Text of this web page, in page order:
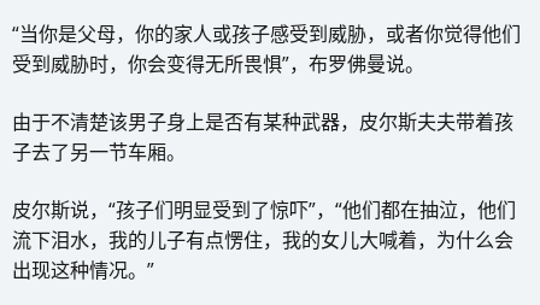
“当你是父母，你的家人或孩子感受到威胁，或者你觉得他们
受到威胁时，你会变得无所畏惧”，布罗佛曼说。
由于不清楚该男子身上是否有某种武器，皮尔斯夫夫带着孩
子去了另一节车厢。
皮尔斯说，“孩子们明显受到了惊吓”，“他们都在抽泣，他们
流下泪水，我的儿子有点愣住，我的女儿大喊着，为什么会
出现这种情况。”